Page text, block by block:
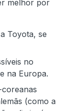
melhor por
Toyota, se
no
na Europa.
(como a